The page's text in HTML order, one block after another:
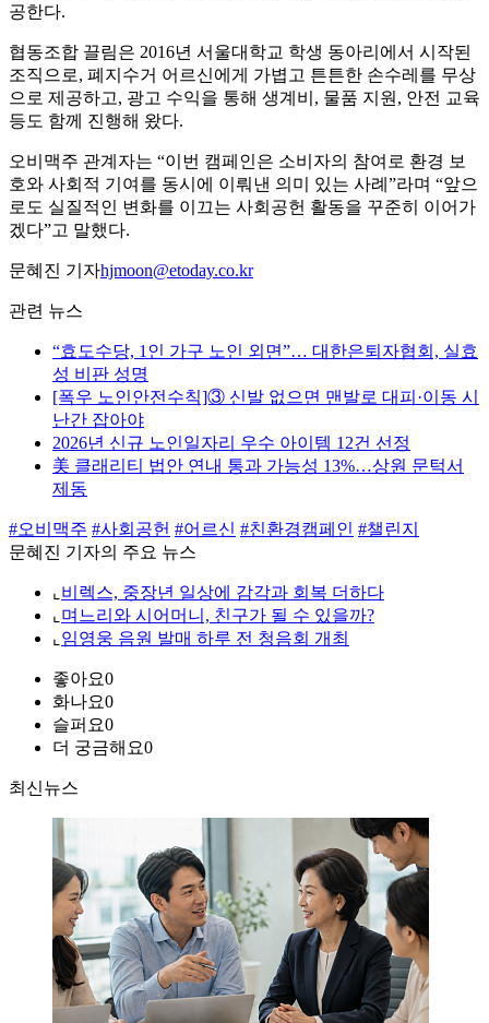
공한다.
협동조합 끌림은 2016년 서울대학교 학생 동아리에서 시작된
조직으로, 폐지수거 어르신에게 가볍고 튼튼한 손수레를 무상
으로 제공하고, 광고 수익을 통해 생계비, 물품 지원, 안전 교육
등도 함께 진행해 왔다.
오비맥주 관계자는 “이번 캠페인은 소비자의 참여로 환경 보
호와 사회적 기여를 동시에 이뤄낸 의미 있는 사례”라며 “앞으
로도 실질적인 변화를 이끄는 사회공헌 활동을 꾸준히 이어가
겠다”고 말했다.
문혜진 기자hjmoon@etoday.co.kr
관련 뉴스
“효도수당, 1인 가구 노인 외면”… 대한은퇴자협회, 실효
성 비판 성명
[폭우 노인안전수칙]③ 신발 없으면 맨발로 대피·이동 시
난간 잡아야
2026년 신규 노인일자리 우수 아이템 12건 선정
美 클래리티 법안 연내 통과 가능성 13%…상원 문턱서
제동
#오비맥주 #사회공헌 #어르신 #친환경캠페인 #챌린지
문혜진 기자의 주요 뉴스
⌞ 비렉스, 중장년 일상에 감각과 회복 더하다
⌞ 며느리와 시어머니, 친구가 될 수 있을까?
⌞ 임영웅 음원 발매 하루 전 청음회 개최
좋아요0
화나요0
슬퍼요0
더 궁금해요0
최신뉴스